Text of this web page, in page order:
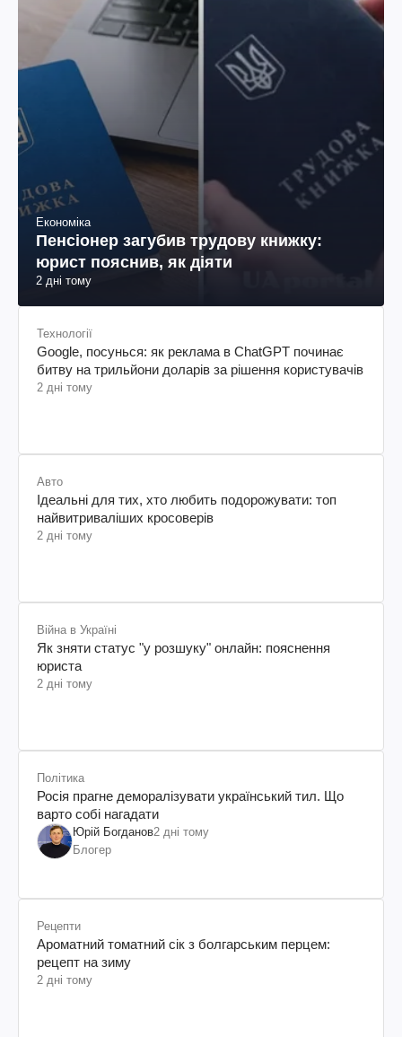
Економіка
Пенсіонер загубив трудову книжку:
юрист пояснив, як діяти
2 дні тому
Технології
Google, посунься: як реклама в ChatGPT починає
битву на трильйони доларів за рішення користувачів
2 дні тому
Авто
Ідеальні для тих, хто любить подорожувати: топ
найвитриваліших кросоверів
2 дні тому
Війна в Україні
Як зняти статус "у розшуку" онлайн: пояснення
юриста
2 дні тому
Політика
Росія прагне деморалізувати український тил. Що
варто собі нагадати
Юрій Богданов2 дні тому
Блогер
Рецепти
Ароматний томатний сік з болгарським перцем:
рецепт на зиму
2 дні тому